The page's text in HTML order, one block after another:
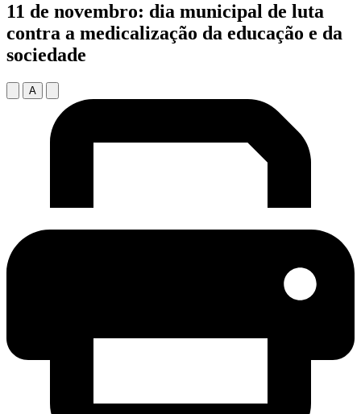
11 de novembro: dia municipal de luta
contra a medicalização da educação e da
sociedade
A